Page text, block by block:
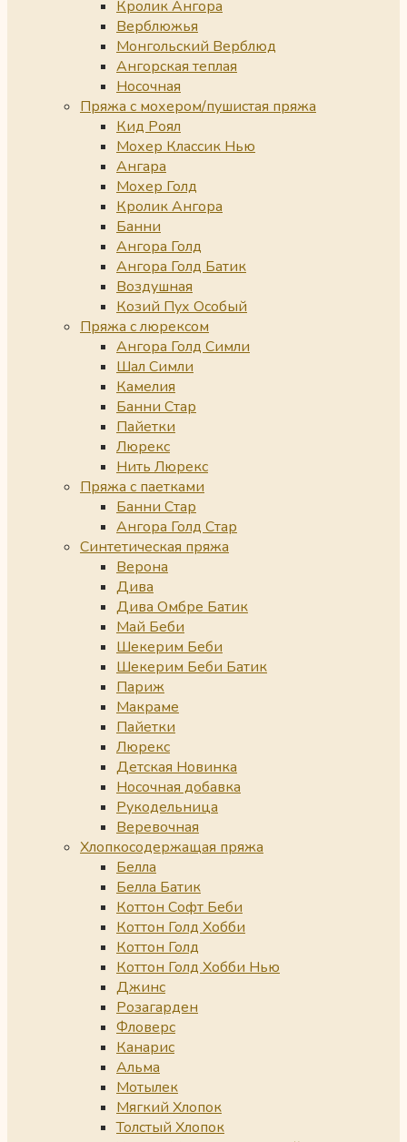
Кролик Ангора
Верблюжья
Монгольский Верблюд
Ангорская теплая
Носочная
Пряжа с мохером/пушистая пряжа
Кид Роял
Мохер Классик Нью
Ангара
Мохер Голд
Кролик Ангора
Банни
Ангора Голд
Ангора Голд Батик
Воздушная
Козий Пух Особый
Пряжа с люрексом
Ангора Голд Симли
Шал Симли
Камелия
Банни Стар
Пайетки
Люрекс
Нить Люрекс
Пряжа с паетками
Банни Стар
Ангора Голд Стар
Синтетическая пряжа
Верона
Дива
Дива Омбре Батик
Май Беби
Шекерим Беби
Шекерим Беби Батик
Париж
Макраме
Пайетки
Люрекс
Детская Новинка
Носочная добавка
Рукодельница
Веревочная
Хлопкосодержащая пряжа
Белла
Белла Батик
Коттон Софт Беби
Коттон Голд Хобби
Коттон Голд
Коттон Голд Хобби Нью
Джинс
Розагарден
Фловерс
Канарис
Альма
Мотылек
Мягкий Хлопок
Толстый Хлопок